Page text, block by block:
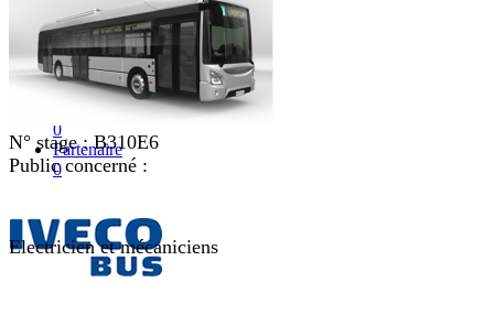
0
Nos équipes pédagogiques
0
IVECO FRANCE
0
Mon plan de formation
0
Partenaire
0
N° stage :B310E6
Public concerné :
Electricien et mécaniciens